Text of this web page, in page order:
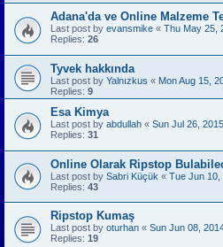
Adana'da ve Online Malzeme
Last post by evansmike « Thu May 25,
Replies: 26
Tyvek hakkında
Last post by Yalnızkus « Mon Aug 15,
Replies: 9
Esa Kimya
Last post by abdullah « Sun Jul 26,
Replies: 31
Online Olarak Ripstop
Last post by Sabri Küçük « Tue Jun 10,
Replies: 43
Ripstop Kumaş
Last post by oturhan « Sun Jun 08,
Replies: 19